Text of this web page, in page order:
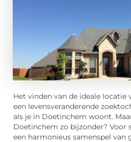
Het vinden van de ideale locatie
een levensveranderende
als je in Doetinchem woont.
Doetinchem zo bijzonder? Voor
een harmonieus samenspel van